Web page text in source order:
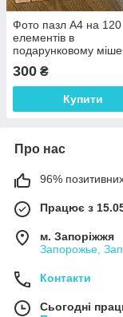
Фото пазл А4 на 120
елементів в
подарунковому
Не магніт
300 ₴
Купити
Про нас
96% позитивних
Працює з
м. Запоріжжя
Запорожье,
Контакти
Сьогодні